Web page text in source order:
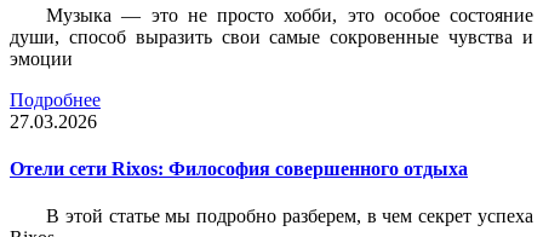
Музыка — это не просто хобби, это особое состояние
души, способ выразить свои самые сокровенные чувства и
эмоции
Подробнее
27.03.2026
Отели сети Rixos: Философия совершенного отдыха
В этой статье мы подробно разберем, в чем секрет успеха